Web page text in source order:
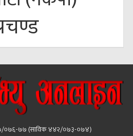
०७६-७७ (साविक ४४२/०७३-०७४)